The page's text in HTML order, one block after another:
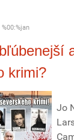
%00:%jan
krimi?
Jo